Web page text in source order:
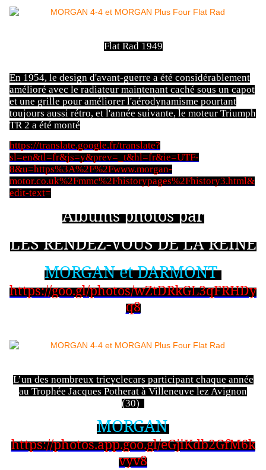
Flat Rad 1949
En 1954, le design d'avant-guerre a été considérablement
amélioré avec le radiateur maintenant caché sous un capot
et une grille pour améliorer l'aérodynamisme pourtant
toujours aussi rétro, et l'année suivante, le moteur Triumph
TR 2 a été monté
https://translate.google.fr/translate?
sl=en&tl=fr&js=y&prev=_t&hl=fr&ie=UTF-
8&u=https%3A%2F%2Fwww.morgan-
motor.co.uk%2Fmmc%2Fhistorypages%2Fhistory3.html&
edit-text=
Albums photos par
LES RENDEZ-VOUS DE LA REINE
MORGAN et DARMONT
https://goo.gl/photos/wZtDRkGL3qFRHDy
q8
L’un des nombreux tricyclecars participant chaque année
au Trophée Jacques Potherat à Villeneuve lez Avignon
(30)
MORGAN
https://photos.app.goo.gl/eGjiKdb2GfM6k
vyv8